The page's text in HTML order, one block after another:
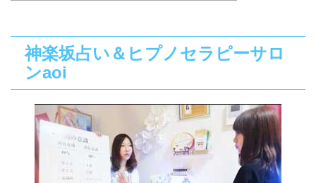
神楽坂占い＆ヒプノセラピーサロ
ンaoi